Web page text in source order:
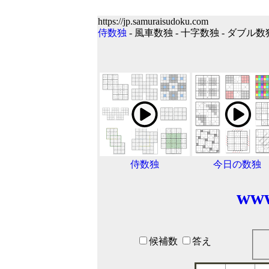
https://jp.samuraisudoku.com
侍数独 - 風車数独 - 十字数独 - ダブル数
侍数独 今日の数独
候補数 答え